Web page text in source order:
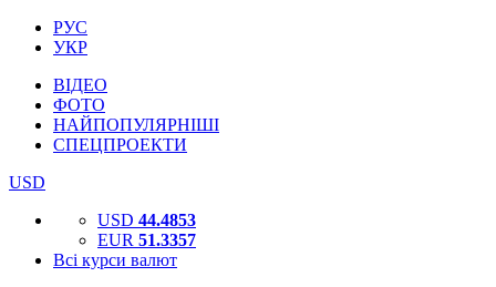
РУС
УКР
ВІДЕО
ФОТО
НАЙПОПУЛЯРНІШІ
СПЕЦПРОЕКТИ
USD
USD 44.4853
EUR 51.3357
Всі курси валют